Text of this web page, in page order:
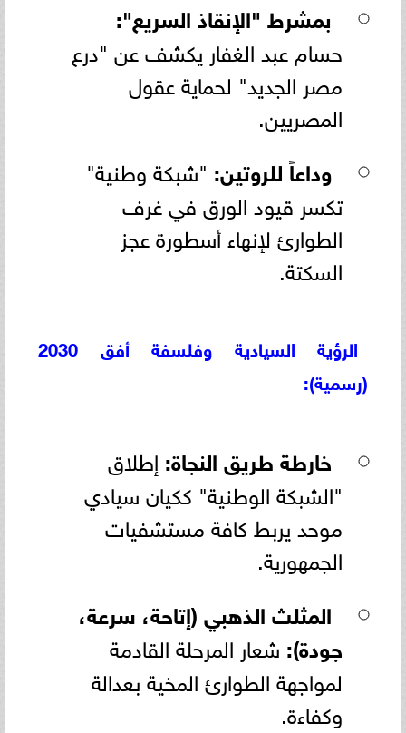
بمشرط "الإنقاذ السريع":
حسام عبد الغفار يكشف عن "درع
مصر الجديد" لحماية عقول
المصريين.
وداعاً للروتين: "شبكة وطنية"
تكسر قيود الورق في غرف
الطوارئ لإنهاء أسطورة عجز
السكتة.
الرؤية السيادية وفلسفة أفق 2030
(رسمية):
خارطة طريق النجاة: إطلاق
"الشبكة الوطنية" ككيان سيادي
موحد يربط كافة مستشفيات
الجمهورية.
المثلث الذهبي (إتاحة، سرعة،
جودة): شعار المرحلة القادمة
لمواجهة الطوارئ المخية بعدالة
وكفاءة.